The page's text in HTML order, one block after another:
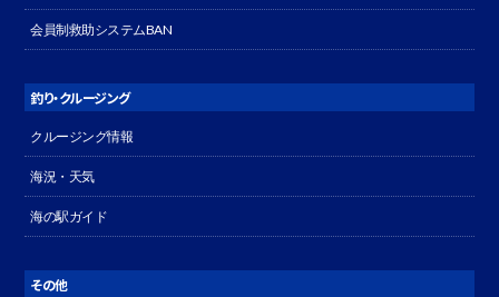
会員制救助システムBAN
釣り・クルージング
クルージング情報
海況・天気
海の駅ガイド
その他